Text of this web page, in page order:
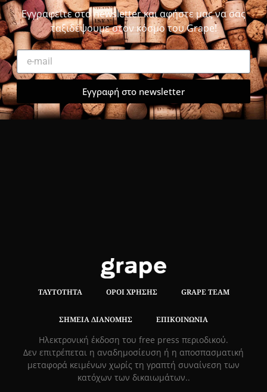
Εγγραφείτε στο newsletter και αφήστε μας να σας
ταξιδέψουμε στον κόσμο του Grape!
Εγγραφή στο newsletter
ΤΑΥΤΌΤΗΤΑ ΌΡΟΙ ΧΡΉΣΗΣ GRAPE TEAM
ΣΗΜΕΊΑ ΔΙΑΝΟΜΉΣ ΕΠΙΚΟΙΝΩΝΊΑ
Hλεκτρονική έκδοση του free press περιοδικού.
Δεν επιτρέπεται η αναδημοσίευση ή η αποσπασματική
μεταφορά κειμένων χωρίς τη γραπτή συναίνεση των
κατόχων των δικαιωμάτων..